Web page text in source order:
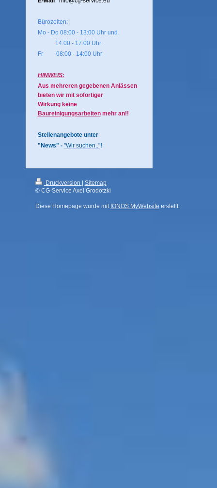
Bürozeiten:
Mo - Do 08:00 - 13:00 Uhr und
14:00 - 17:00 Uhr
Fr 08:00 - 14:00 Uhr
HINWEIS:
Aus mehreren gegebenen Anlässen
bieten wir mit sofortiger
Wirkung keine
Baureinigungsarbeitenmehr an!!
Stellenangebote unter
"News" - "Wir suchen.."!
Druckversion
Sitemap
© CG-Service Axel Grodotzki
Diese Homepage wurde mit IONOS MyWebsite erstellt.